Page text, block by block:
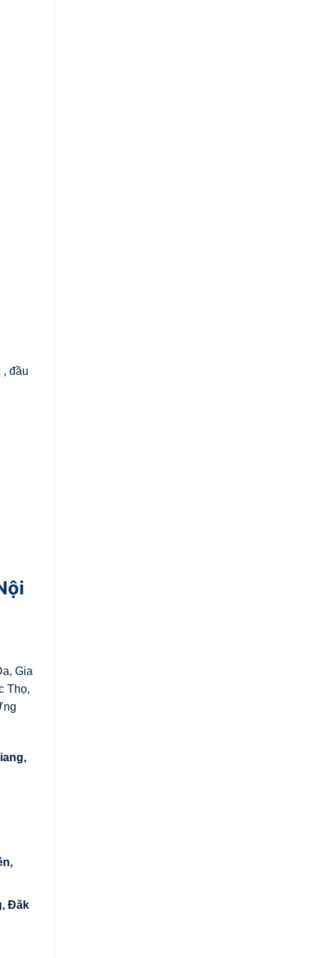
, đầu
Gia
Thọ,
Đăk